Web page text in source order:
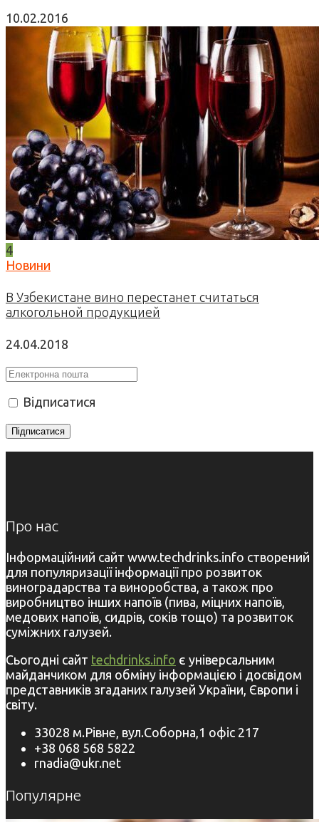
10.02.2016
4
Новини
В Узбекистане вино перестанет считаться
алкогольной продукцией
24.04.2018
Відписатися
Про нас
Інформаційний сайт www.techdrinks.info створений
для популяризації інформації про розвиток
виноградарства та виноробства, а також про
виробництво інших напоїв (пива, міцних напоїв,
медових напоїв, сидрів, соків тощо) та розвиток
суміжних галузей.
Сьогодні сайт techdrinks.info є універсальним
майданчиком для обміну інформацією і досвідом
представників згаданих галузей України, Європи і
світу.
33028 м.Рівне, вул.Соборна,1 офіс 217
+38 068 568 5822
rnadia@ukr.net
Популярне